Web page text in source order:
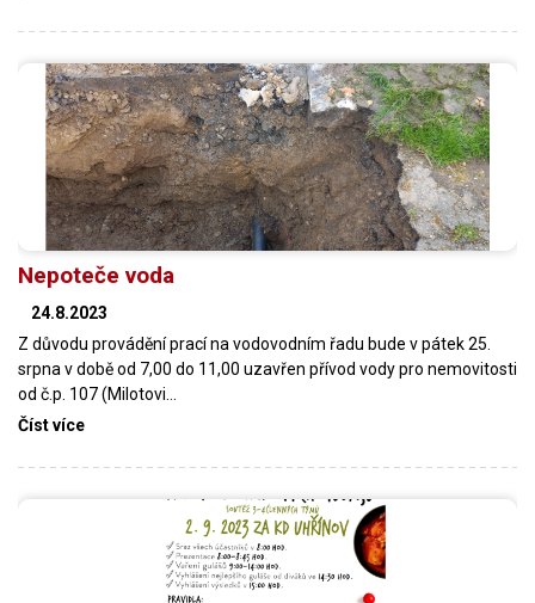
Nepoteče voda
24.8.2023
Z důvodu provádění prací na vodovodním řadu bude v pátek 25.
srpna v době od 7,00 do 11,00 uzavřen přívod vody pro nemovitosti
od č.p. 107 (Milotovi…
Číst více